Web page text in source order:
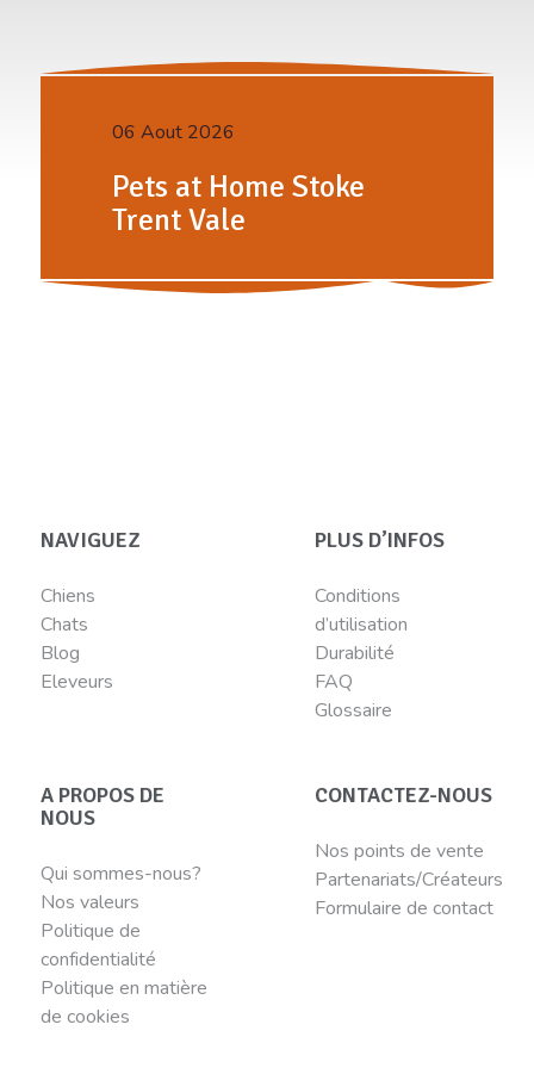
06 Aout 2026
Pets at Home Stoke
Trent Vale
NAVIGUEZ
Chiens
Chats
Blog
Eleveurs
PLUS D’INFOS
Conditions
d’utilisation
Durabilité
FAQ
Glossaire
A PROPOS DE
NOUS
Qui sommes-nous?
Nos valeurs
Politique de
confidentialité
Politique en matière
de cookies
CONTACTEZ-NOUS
Nos points de vente
Partenariats/Créateurs
Formulaire de contact